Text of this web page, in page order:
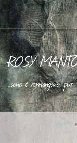
ROSY
..sono e rimangono
Home